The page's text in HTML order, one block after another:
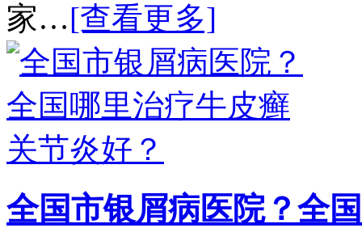
家…[查看更多]
全国市银屑病医院？全